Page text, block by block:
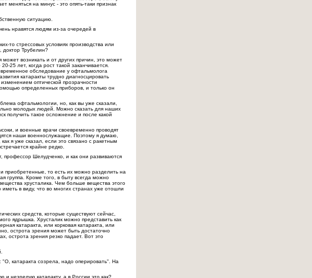
меняться на минус - это опять-таки признак
ситуацию.
нравятся людям из-за очередей в
то стрессовых условиях производства или
доктор Трубелин?
возникать и от других причин, это может
25 лет, когда рост такой заканчивается.
обследование у офтальмолога
катаракты трудно диагносцировать
оптической прозрачности
определенных приборов, и только он
офтальмологии, но, как вы уже сказали,
молодых людей. Можно сказать для наших
получить такое осложнение и после какой
и военные врачи своевременно проводят
наши военнослужащие. Поэтому я думаю,
я уже сказал, если это связано с ракетным
крайне редко.
профессор Шелудченко, и как они развиваются
приобретенные, то есть их можно разделить на
группа. Кроме того, в быту всегда можно
хрусталика. Чем больше вещества этого
в виду, что во многих странах уже отошли
средств, которые существуют сейчас,
ядрышка. Хрусталик можно представить как
катаракта, или корковая катаракта, или
острота зрения может быть достаточно
острота зрения резко падает. Вот это
"О, катаракта созрела, надо оперировать". На
незрелую катаракту, а в России это как?